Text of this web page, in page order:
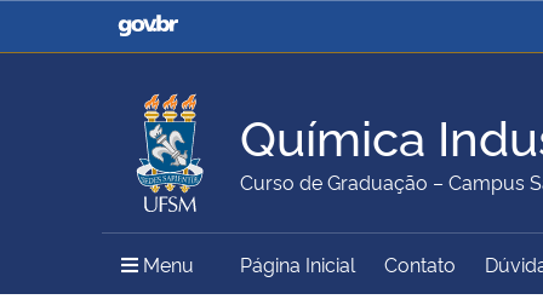
Casa Civil
Ministério da Justiça e
Ministério da Agricultura,
Pecuária e Abastecimento
Ministério da Educação
Ministério do Meio Ambiente Ministério do Turismo
Química
Curso de Graduação – Campus
Menu Menu Principal do Sítio
Página Inicial Contato